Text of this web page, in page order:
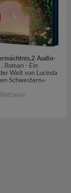
Audio-
. Roman - Ein
Welt von Lucinda
Schwestern«-